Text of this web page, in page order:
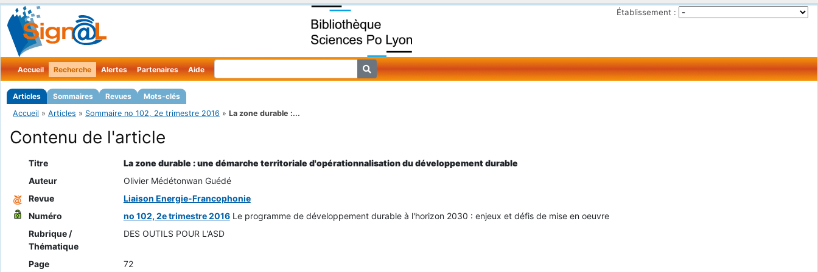
Établissement :
Accueil Recherche
Articles Sommaires Revues Mots-clés
Alertes Partenaires Aide
Accueil » Articles » Sommaire no 102, 2e trimestre 2016 » La zone durable :...
Contenu de l'article
Titre
La zone durable : une démarche territoriale d'opérationnalisation du développement durable
Auteur
Olivier Médétonwan Guédé
Revue
Liaison Energie-Francophonie
Numéro
no 102, 2e trimestre 2016 Le programme de développement durable à l'horizon 2030 : enjeux et défis de mise en oeuvre
Rubrique /
Thématique
DES OUTILS POUR L'ASD
Page 72